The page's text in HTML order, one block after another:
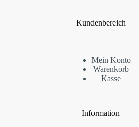
Kundenbereich
Mein Konto
Warenkorb
Kasse
Information